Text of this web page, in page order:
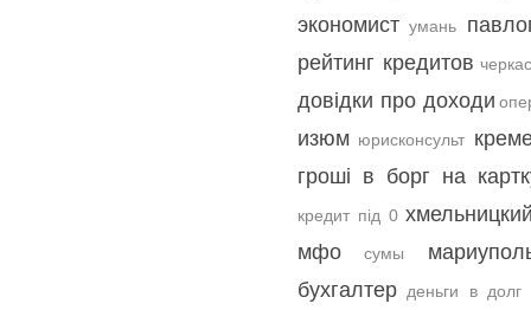
экономист умань
рейтинг кредитов
довідки про доходи
изюм юрисконсульт
гроші в борг на
кредит під 0
мфо
сумы
бухгалтер деньги в долг